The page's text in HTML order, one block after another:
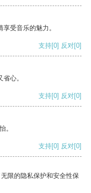
受音乐的魅力。
支持[0] 反对[0]
心。
支持[0] 反对[0]
。
支持[0] 反对[0]
限的隐私保护和安全性保